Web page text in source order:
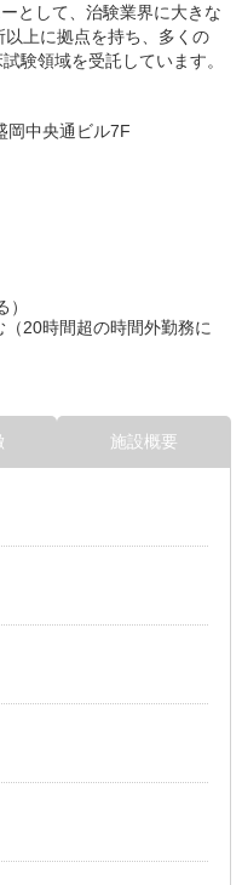
として、治験業界に大きな
上に拠点を持ち、多くの
験領域を受託しています。
岡中央通ビル7F
20時間超の時間外勤務に
施設概要